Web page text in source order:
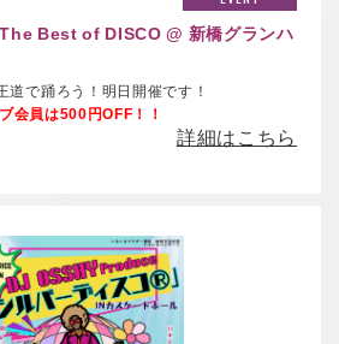
Best of DISCO @ 新橋グランハ
道で踊ろう！明日開催です！
会員は500円OFF！！
詳細はこちら